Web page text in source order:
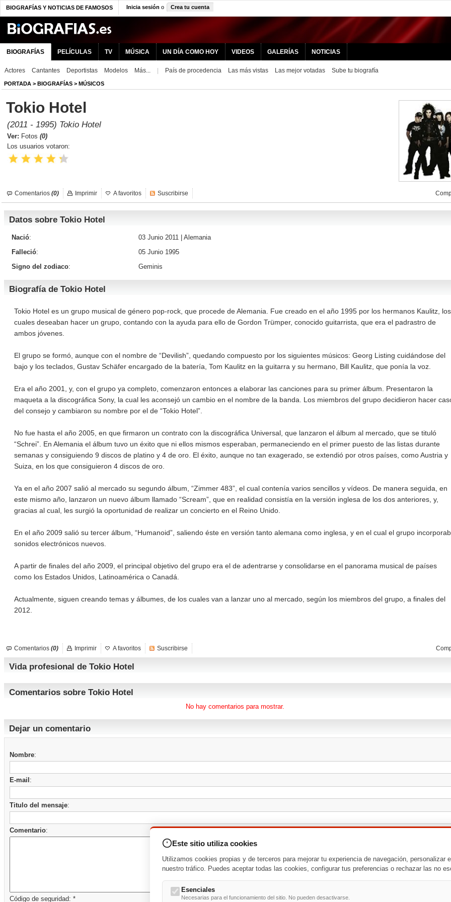
BIOGRAFÍAS Y NOTICIAS DE FAMOSOS Inicia sesión o Crea tu cuenta
BIOGRAFÍAS PELÍCULAS TV MÚSICA UN DÍA COMO HOY VIDEOS GALERÍAS NOTICIAS
Actores Cantantes Deportistas Modelos Más... País de procedencia Las más vistas Las mejor votadas Sube tu biografía
PORTADA > BIOGRAFÍAS > MÚSICOS
Tokio Hotel
(2011 - 1995) Tokio Hotel
Ver: Fotos (0)
Los usuarios votaron:
Comentarios (0) Imprimir A favoritos Suscribirse
Datos sobre Tokio Hotel
Nació: 03 Junio 2011 | Alemania
Falleció:
05 Junio 1995
Signo del zodiaco: Geminis
Biografía de Tokio Hotel
Tokio Hotel es un grupo musical de género pop-rock, que procede de Alemania. Fue creado en el año 1995 por los hermanos Kaulitz, los
cuales deseaban hacer un grupo, contando con la ayuda para ello de Gordon Trümper, conocido guitarrista, que era el padrastro de
ambos jóvenes.
El grupo se formó, aunque con el nombre de “Devilish”, quedando compuesto por los siguientes músicos: Georg Listing cuidándose del
bajo y los teclados, Gustav Schäfer encargado de la batería, Tom Kaulitz en la guitarra y su hermano, Bill Kaulitz, que ponía la voz.
Era el año 2001, y, con el grupo ya completo, comenzaron entonces a elaborar las canciones para su primer álbum. Presentaron la
maqueta a la discográfica Sony, la cual les aconsejó un cambio en el nombre de la banda. Los miembros del grupo decidieron hacer
del consejo y cambiaron su nombre por el de “Tokio Hotel”.
No fue hasta el año 2005, en que firmaron un contrato con la discográfica Universal, que lanzaron el álbum al mercado, que se tituló
“Schrei”. En Alemania el álbum tuvo un éxito que ni ellos mismos esperaban, permaneciendo en el primer puesto de las listas durante
semanas y consiguiendo 9 discos de platino y 4 de oro. El éxito, aunque no tan exagerado, se extendió por otros países, como Austria y
Suiza, en los que consiguieron 4 discos de oro.
Ya en el año 2007 salió al mercado su segundo álbum, “Zimmer 483”, el cual contenía varios sencillos y vídeos. De manera seguida, en
este mismo año, lanzaron un nuevo álbum llamado “Scream”, que en realidad consistía en la versión inglesa de los dos anteriores, y,
gracias al cual, les surgió la oportunidad de realizar un concierto en el Reino Unido.
En el año 2009 salió su tercer álbum, “Humanoid”, saliendo éste en versión tanto alemana como inglesa, y en el cual el grupo
sonidos electrónicos nuevos.
A partir de finales del año 2009, el principal objetivo del grupo era el de adentrarse y consolidarse en el panorama musical de países
como los Estados Unidos, Latinoamérica o Canadá.
Actualmente, siguen creando temas y álbumes, de los cuales van a lanzar uno al mercado, según los miembros del grupo, a finales del
2012.
Comentarios (0) Imprimir A favoritos Suscribirse
Vida profesional de Tokio Hotel
Comentarios sobre Tokio Hotel
No hay comentarios para mostrar.
Dejar un comentario
Nombre:
E-mail :
Titulo del mensaje:
Comentario:
Código de seguridad: *
Este sitio utiliza cookies
Utilizamos cookies propias y de terceros para mejorar tu experiencia de navegación, personalizar
nuestro tráfico. Puedes aceptar todas las cookies, configurar tus preferencias o rechazar las no
Esenciales
Necesarias para el funcionamiento del sitio. No pueden desactivarse.